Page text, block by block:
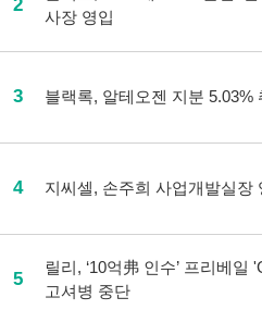
2
사장 영입
3 블랙록, 알테오젠 지분 5.03%
4 지씨셀, 손주희 사업개발실장
5
릴리, ‘10억弗 인수’ 프리베일
고셔병 중단